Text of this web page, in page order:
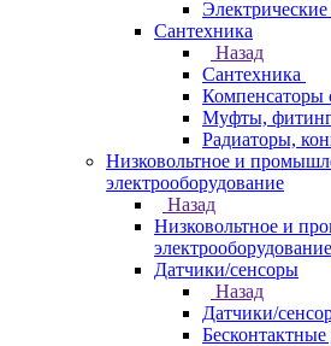
Сантехника
Назад
Сантехника
Компенсаторы
Муфты,
Радиаторы,
Низковольтное и
электрооборудование
Назад
Низковольтное и
электрооборудование
Датчики/сенсоры
Назад
Датчики/
Бесконтактные